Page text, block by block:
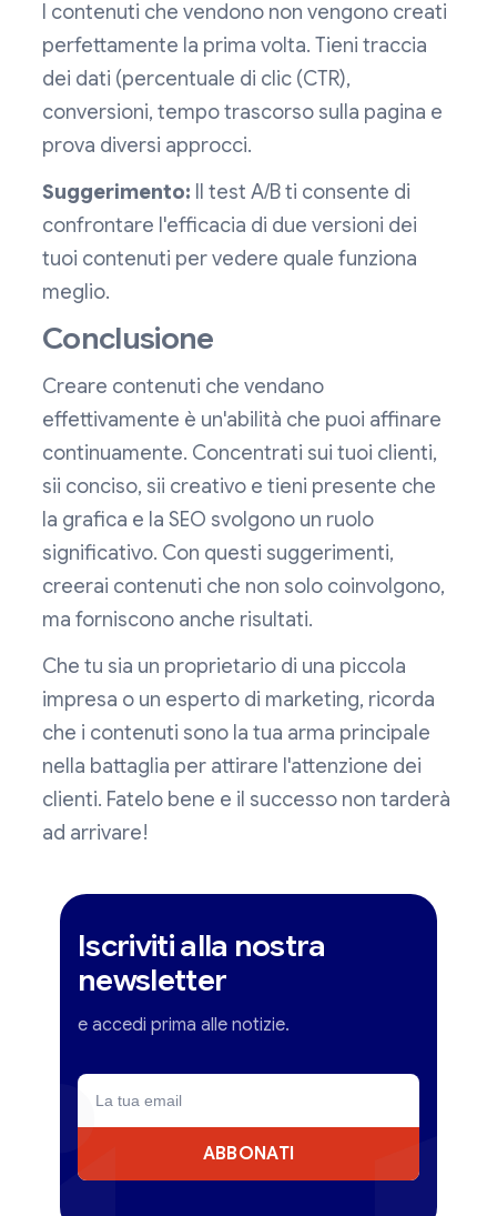
I contenuti che vendono non vengono creati
perfettamente la prima volta. Tieni traccia
dei dati (percentuale di clic (CTR),
conversioni, tempo trascorso sulla pagina e
prova diversi approcci.
Suggerimento: Il test A/B ti consente di
confrontare l'efficacia di due versioni dei
tuoi contenuti per vedere quale funziona
meglio.
Conclusione
Creare contenuti che vendano
effettivamente è un'abilità che puoi affinare
continuamente. Concentrati sui tuoi clienti,
sii conciso, sii creativo e tieni presente che
la grafica e la SEO svolgono un ruolo
significativo. Con questi suggerimenti,
creerai contenuti che non solo coinvolgono,
ma forniscono anche risultati.
Che tu sia un proprietario di una piccola
impresa o un esperto di marketing, ricorda
che i contenuti sono la tua arma principale
nella battaglia per attirare l'attenzione dei
clienti. Fatelo bene e il successo non tarderà
ad arrivare!
Iscriviti alla nostra
newsletter
e accedi prima alle notizie.
ABBONATI